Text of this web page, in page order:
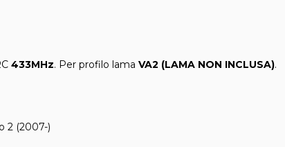
433MHz. Per profilo lama VA2 (LAMA NON INCLUSA).
2 (2007-)